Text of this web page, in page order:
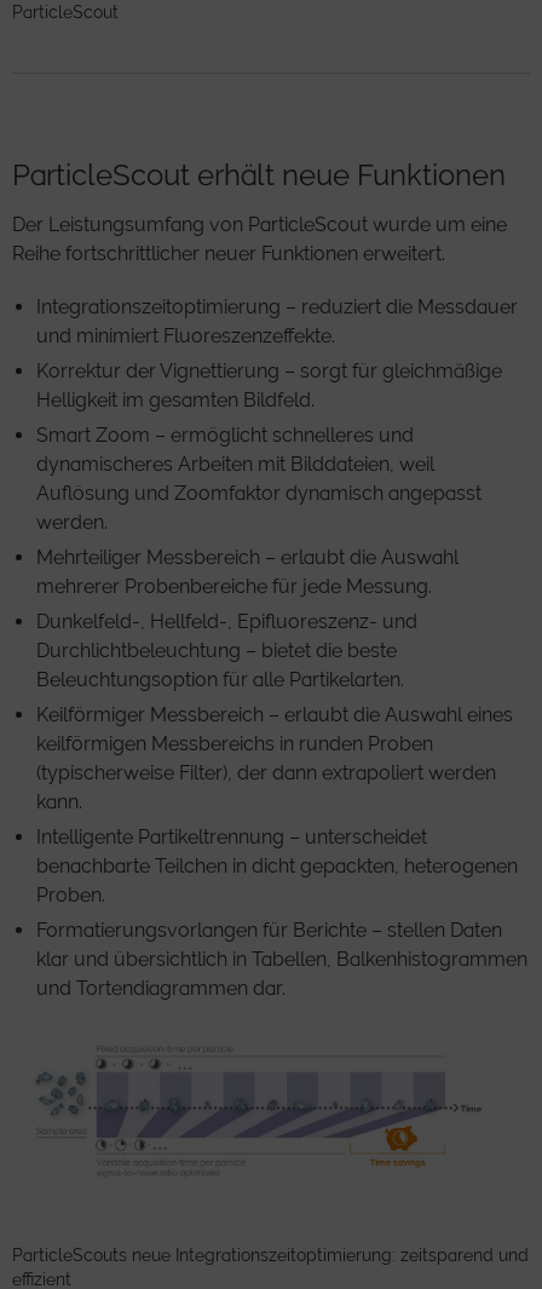
ParticleScout
ParticleScout erhält neue Funktionen
Der Leistungsumfang von ParticleScout wurde um eine
Reihe fortschrittlicher neuer Funktionen erweitert.
Integrationszeitoptimierung – reduziert die Messdauer
und minimiert Fluoreszenzeffekte.
Korrektur der Vignettierung – sorgt für gleichmäßige
Helligkeit im gesamten Bildfeld.
Smart Zoom – ermöglicht schnelleres und
dynamischeres Arbeiten mit Bilddateien, weil
Auflösung und Zoomfaktor dynamisch angepasst
werden.
Mehrteiliger Messbereich – erlaubt die Auswahl
mehrerer Probenbereiche für jede Messung.
Dunkelfeld-, Hellfeld-, Epifluoreszenz- und
Durchlichtbeleuchtung – bietet die beste
Beleuchtungsoption für alle Partikelarten.
Keilförmiger Messbereich – erlaubt die Auswahl eines
keilförmigen Messbereichs in runden Proben
(typischerweise Filter), der dann extrapoliert werden
kann.
Intelligente Partikeltrennung – unterscheidet
benachbarte Teilchen in dicht gepackten, heterogenen
Proben.
Formatierungsvorlangen für Berichte – stellen Daten
klar und übersichtlich in Tabellen, Balkenhistogrammen
und Tortendiagrammen dar.
ParticleScouts neue Integrationszeitoptimierung: zeitsparend und
effizient